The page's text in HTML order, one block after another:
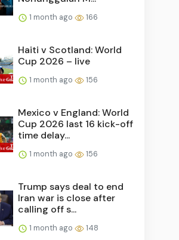
1 month ago 166
Haiti v Scotland: World
Cup 2026 – live
1 month ago 156
Mexico v England: World
Cup 2026 last 16 kick-off
time delay...
1 month ago 156
Trump says deal to end
Iran war is close after
calling off s...
1 month ago 148